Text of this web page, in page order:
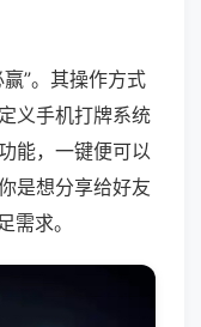
”。其操作方式
义手机打牌系统
能，一键便可以
是想分享给好友
需求。